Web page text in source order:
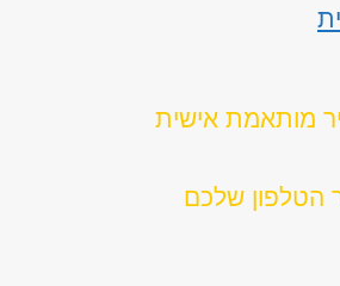
מותאמת אישית
הטלפון שלכם